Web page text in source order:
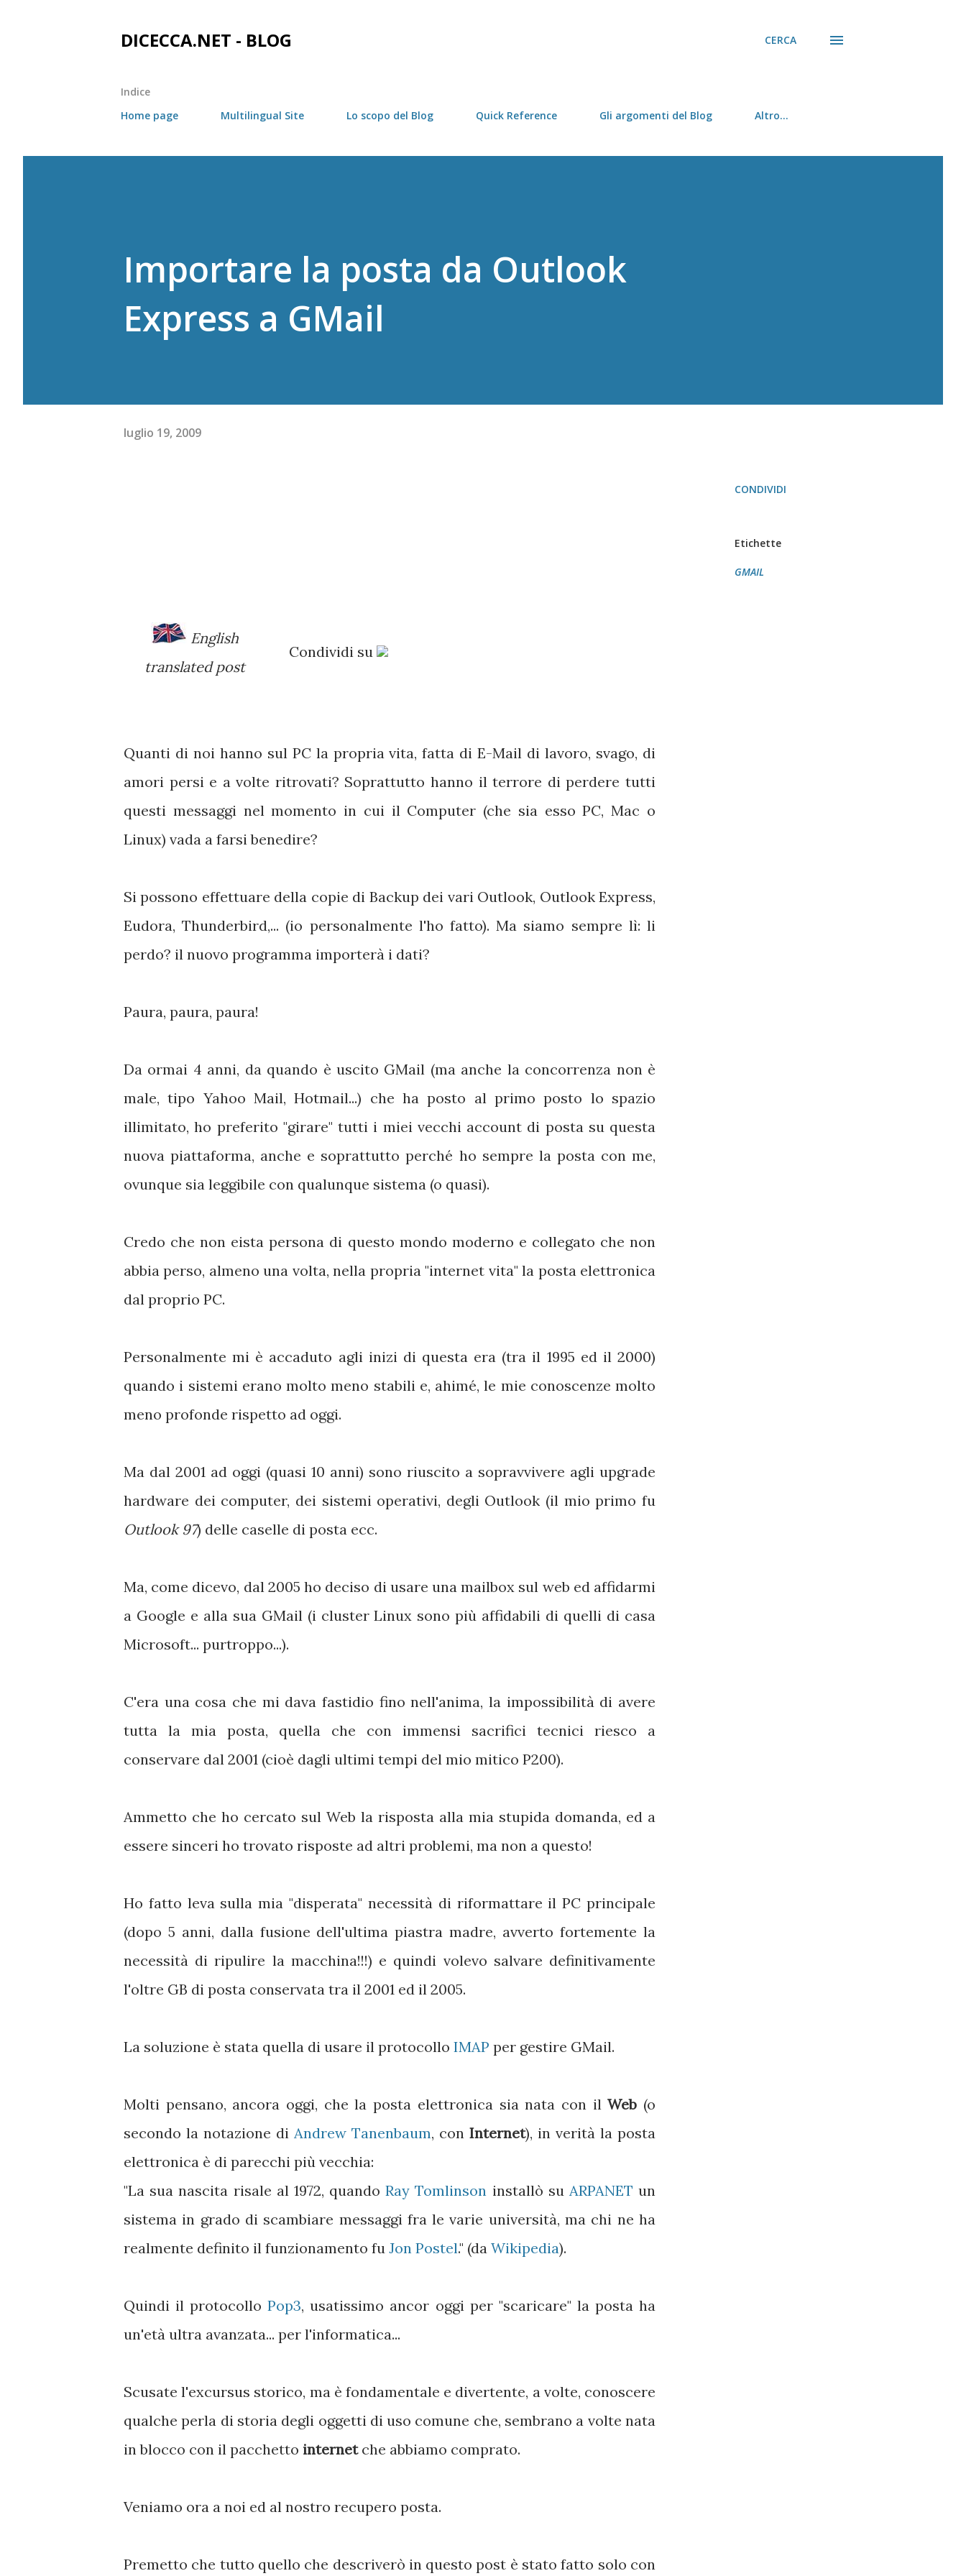
DICECCA.NET - BLOG CERCA
Indice
Home page
Multilingual Site Lo scopo del Blog Quick Reference Gli argomenti del Blog Altro…
Importare la posta da Outlook
Express a GMail
luglio 19, 2009
English
translated post
Condividi su
Quanti di noi hanno sul PC la propria vita, fatta di E-Mail di lavoro, svago, di
amori persi e a volte ritrovati? Soprattutto hanno il terrore di perdere tutti
questi messaggi nel momento in cui il Computer (che sia esso PC, Mac o
Linux) vada a farsi benedire?
Si possono effettuare della copie di Backup dei vari Outlook, Outlook Express,
Eudora, Thunderbird,... (io personalmente l'ho fatto). Ma siamo sempre lì: li
perdo? il nuovo programma importerà i dati?
Paura, paura, paura!
Da ormai 4 anni, da quando è uscito GMail (ma anche la concorrenza non è
male, tipo Yahoo Mail, Hotmail...) che ha posto al primo posto lo spazio
illimitato, ho preferito "girare" tutti i miei vecchi account di posta su questa
nuova piattaforma, anche e soprattutto perché ho sempre la posta con me,
ovunque sia leggibile con qualunque sistema (o quasi).
Credo che non eista persona di questo mondo moderno e collegato che non
abbia perso, almeno una volta, nella propria "internet vita" la posta elettronica
dal proprio PC.
Personalmente mi è accaduto agli inizi di questa era (tra il 1995 ed il 2000)
quando i sistemi erano molto meno stabili e, ahimé, le mie conoscenze molto
meno profonde rispetto ad oggi.
Ma dal 2001 ad oggi (quasi 10 anni) sono riuscito a sopravvivere agli upgrade
hardware dei computer, dei sistemi operativi, degli Outlook (il mio primo fu
Outlook 97) delle caselle di posta ecc.
Ma, come dicevo, dal 2005 ho deciso di usare una mailbox sul web ed affidarmi
a Google e alla sua GMail (i cluster Linux sono più affidabili di quelli di casa
Microsoft... purtroppo...).
C'era una cosa che mi dava fastidio fino nell'anima, la impossibilità di avere
tutta la mia posta, quella che con immensi sacrifici tecnici riesco a
conservare dal 2001 (cioè dagli ultimi tempi del mio mitico P200).
Ammetto che ho cercato sul Web la risposta alla mia stupida domanda, ed a
essere sinceri ho trovato risposte ad altri problemi, ma non a questo!
Ho fatto leva sulla mia "disperata" necessità di riformattare il PC principale
(dopo 5 anni, dalla fusione dell'ultima piastra madre, avverto fortemente la
necessità di ripulire la macchina!!!) e quindi volevo salvare definitivamente
l'oltre GB di posta conservata tra il 2001 ed il 2005.
La soluzione è stata quella di usare il protocollo IMAP per gestire GMail.
Molti pensano, ancora oggi, che la posta elettronica sia nata con ilWeb (o
secondo la notazione di Andrew Tanenbaum, con Internet), in verità la posta
elettronica è di parecchi più vecchia:
"La sua nascita risale al 1972, quandoRay Tomlinson installò su ARPANET un
sistema in grado di scambiare messaggi fra le varie università, ma chi ne ha
realmente definito il funzionamento fu Jon Postel." (da Wikipedia).
Quindi il protocolloPop3, usatissimo ancor oggi per "scaricare" la posta ha
un'età ultra avanzata... per l'informatica...
Scusate l'excursus storico, ma è fondamentale e divertente, a volte, conoscere
qualche perla di storia degli oggetti di uso comune che, sembrano a volte nata
in blocco con il pacchetto internetche abbiamo comprato.
Veniamo ora a noi ed al nostro recupero posta.
Premetto che tutto quello che descriverò in questo post è stato fatto solo con
CONDIVIDI
Etichette
GMAIL